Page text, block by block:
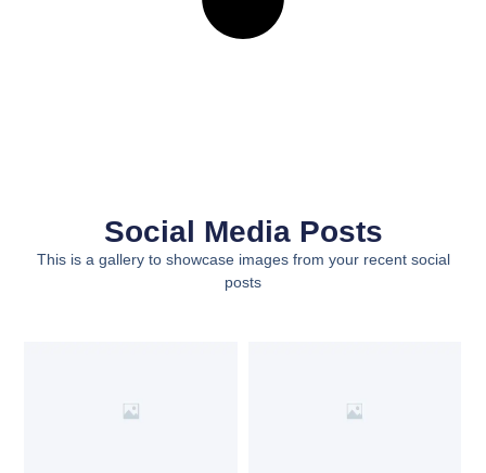
Social Media Posts
This is a gallery to showcase images from your recent social
posts